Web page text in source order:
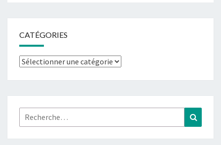
CATÉGORIES
Catégories
Rechercher :